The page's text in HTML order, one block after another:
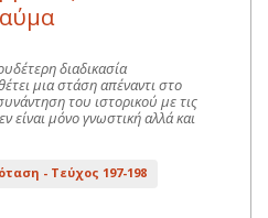
διαδικασία
μια στάση απέναντι στο
του ιστορικού με τις
είναι μόνο γνωστική αλλά και
- Τεύχος 197-198